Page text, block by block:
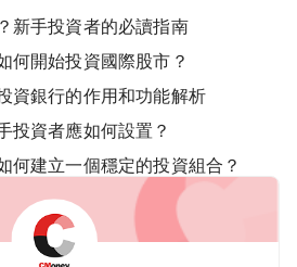
新手投資者的必讀指南
何開始投資國際股市？
資銀行的作用和功能解析
投資者應如何設置？
何建立一個穩定的投資組合？